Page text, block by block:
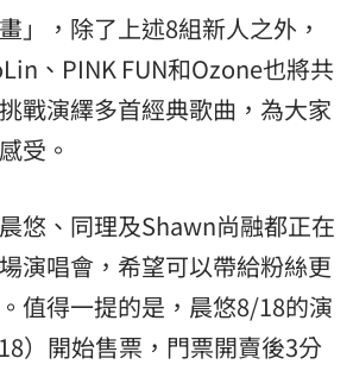
」，除了上述8組新人之外，
、PINK FUN和Ozone也將共
戰演繹多首經典歌曲， 為大家
受。
晨悠、同理及Shawn尚融都正在
演唱會， 希望可以帶給粉絲更
值得一提的是，晨悠8/18的演
）開始售票，門票開賣後3分